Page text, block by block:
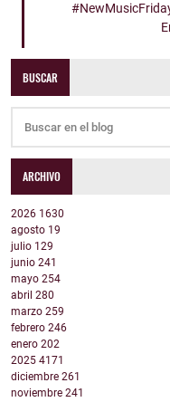
BUSCAR
ARCHIVO
2026 1630
agosto 19
julio 129
junio 241
mayo 254
abril 280
marzo 259
febrero 246
enero 202
2025 4171
diciembre 261
noviembre 241